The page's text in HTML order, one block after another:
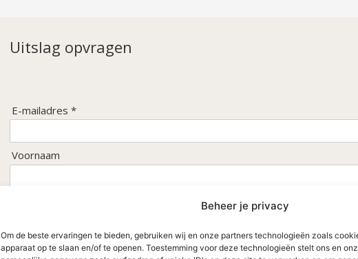
Beheer je privacy
Om de beste ervaringen te bieden, gebruiken wij en onze partners technologieën zoals
apparaat op te slaan en/of te openen. Toestemming voor deze technologieën stelt ons en
Uitslag opvragen
E-mailadres *
Voornaam
Inschrijven